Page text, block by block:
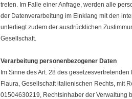
treten. Im Falle einer Anfrage, werden alle
der Datenverarbeitung im Einklang mit den
unterliegt zudem der ausdrücklichen
Gesellschaft.
Verarbeitung personenbezogener Daten
Im Sinne des Art. 28 des
Flaura, Gesellschaft italienischen Rechts, mit
01504630219, Rechtsinhaber der Verwaltung